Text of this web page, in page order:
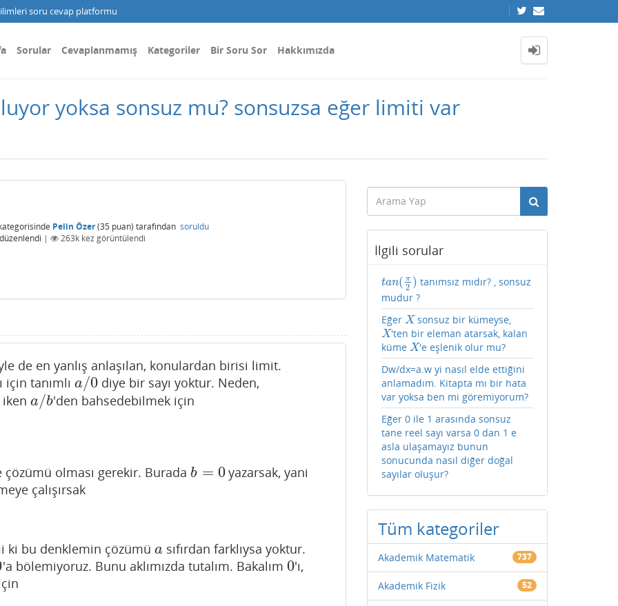
soru cevap platformu
Sorular Cevaplanmamış Kategoriler Bir Soru Sor Hakkımızda
yoksa sonsuz mu? sonsuzsa eğer limiti var
Pelin Özer(35 puan) tarafından soruldu
düzenlendi | 263k kez görüntülendi
de en yanlış anlaşılan, konulardan birisi limit.
için tanımlıa/0
a/0 diye bir sayı yoktur. Neden,
iken a/b
a/b 'den bahsedebilmek için
çözümü olması gerekir. Burada b = 0
b =0
yazarsak, yani
çalışırsak
ki bu denklemin çözümü a
a sıfırdan farklıysa yoktur.
'a bölemiyoruz. Bunu aklımızda tutalım. Bakalım 0
0'ı,
İlgili sorular
tan( π
2 )
tan(π2) tanımsız mıdır? , sonsuz
mudur ?
Eğer X
X sonsuz bir kümeyse,
X
X 'ten bir eleman atarsak, kalan
küme X
X 'e eşlenik olur mu?
Dw/dx=a.w yi nasıl elde ettiğini
anlamadım. Kitapta mı bir hata
var yoksa ben mi göremiyorum?
Eğer 0 ile 1 arasında sonsuz
tane reel sayı varsa 0 dan 1 e
asla ulaşamayız bunun
sonucunda nasıl diğer doğal
sayılar oluşur?
Tüm kategoriler
Akademik Matematik 737
Akademik Fizik 52